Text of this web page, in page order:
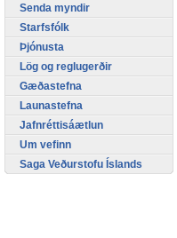
Senda myndir
Starfsfólk
Þjónusta
Lög og reglugerðir
Gæðastefna
Launastefna
Jafnréttisáætlun
Um vefinn
Saga Veðurstofu Íslands